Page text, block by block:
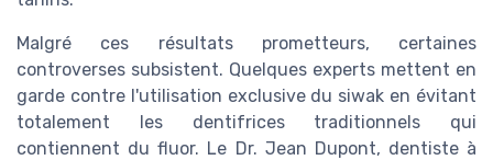
Malgré ces résultats prometteurs, certaines
controverses subsistent. Quelques experts mettent en
garde contre l'utilisation exclusive du siwak en évitant
totalement les dentifrices traditionnels qui
contiennent du fluor. Le Dr. Jean Dupont, dentiste à